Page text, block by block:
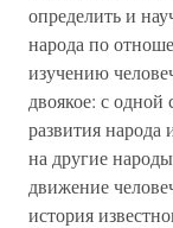
определить и
народа по
изучению
двоякое: с одной
развития народа
на другие
движение
история